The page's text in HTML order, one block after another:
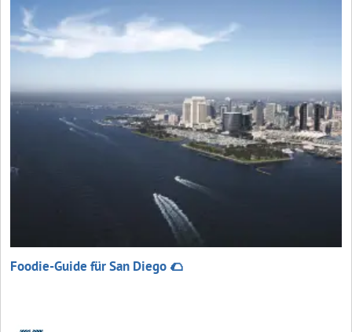
Foodie-Guide für San Diego 🌮